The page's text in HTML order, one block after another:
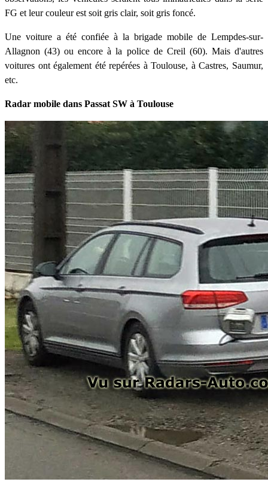
FG et leur couleur est soit gris clair, soit gris foncé.
Une voiture a été confiée à la brigade mobile de Lempdes-sur-
Allagnon (43) ou encore à la police de Creil (60). Mais d'autres
voitures ont également été repérées à Toulouse, à Castres, Saumur,
etc.
Radar mobile dans Passat SW à Toulouse